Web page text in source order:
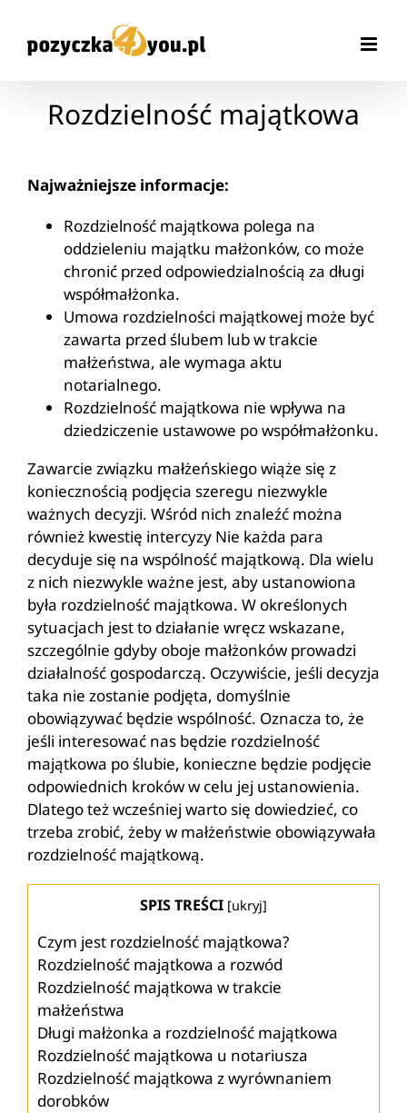
zawartości
Rozdzielność majątkowa
Najważniejsze informacje:
Rozdzielność majątkowa polega na
oddzieleniu majątku małżonków, co może
chronić przed odpowiedzialnością za długi
współmałżonka.
Umowa rozdzielności majątkowej może być
zawarta przed ślubem lub w trakcie
małżeństwa, ale wymaga aktu
notarialnego.
Rozdzielność majątkowa nie wpływa na
dziedziczenie ustawowe po współmałżonku.
Zawarcie związku małżeńskiego wiąże się z
koniecznością podjęcia szeregu niezwykle
ważnych decyzji. Wśród nich znaleźć można
również kwestię intercyzy Nie każda para
decyduje się na wspólność majątkową. Dla wielu
z nich niezwykle ważne jest, aby ustanowiona
była rozdzielność majątkowa. W określonych
sytuacjach jest to działanie wręcz wskazane,
szczególnie gdyby oboje małżonków prowadzi
działalność gospodarczą. Oczywiście, jeśli decyzja
taka nie zostanie podjęta, domyślnie
obowiązywać będzie wspólność. Oznacza to, że
jeśli interesować nas będzie rozdzielność
majątkowa po ślubie, konieczne będzie podjęcie
odpowiednich kroków w celu jej ustanowienia.
Dlatego też wcześniej warto się dowiedzieć, co
trzeba zrobić, żeby w małżeństwie obowiązywała
rozdzielność majątkową.
SPIS TREŚCI [ukryj]
Czym jest rozdzielność majątkowa?
Rozdzielność majątkowa a rozwód
Rozdzielność majątkowa w trakcie
małżeństwa
Długi małżonka a rozdzielność majątkowa
Rozdzielność majątkowa u notariusza
Rozdzielność majątkowa z wyrównaniem
dorobków